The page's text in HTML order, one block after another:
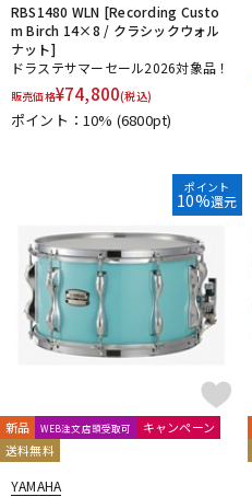
RBS1480 WLN [Recording Custo
m Birch 14×8 / クラシックウォル
ナット]
ドラステサマーセール2026対象品！
販売価格¥74,800(税込)
ポイント：10% (6800pt)
ポイント
10%還元
新品 WEB注文店頭受取可
キャンペーン
送料無料
YAMAHA